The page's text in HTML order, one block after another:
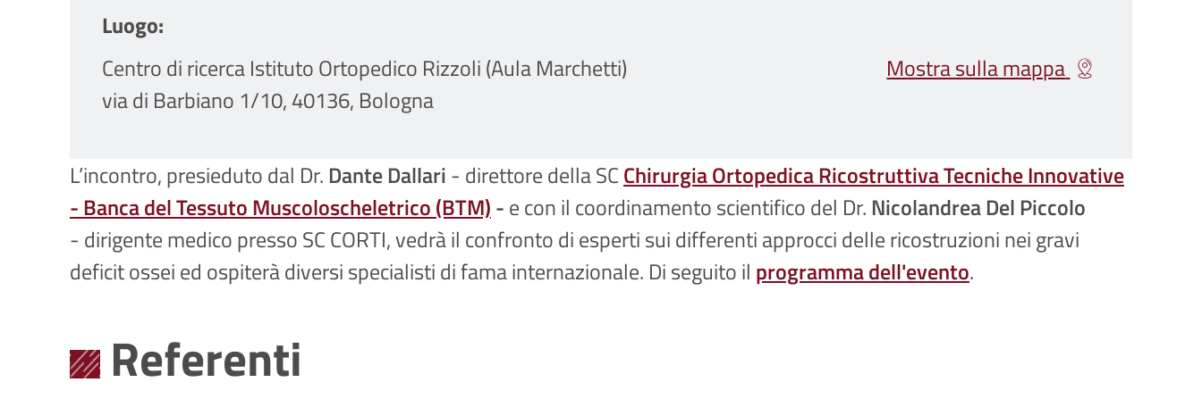
Luogo
Centro di ricerca Istituto Ortopedico Rizzoli (Aula Marchetti)
via di Barbiano 1/10, 40136, Bologna
Mostra sulla mappa
L’incontro, presieduto dal Dr. Dante Dallari- direttore della SCChirurgia Ortopedica Ricostruttiva Tecniche Innovative
- Banca del Tessuto Muscoloscheletrico (BTM)-e con il coordinamento scientifico del Dr. Nicolandrea Del Piccolo
- dirigente medico presso SC CORTI,vedrà il confronto di esperti sui differenti approcci delle ricostruzioni nei gravi
deficit ossei ed ospiterà diversi specialisti di fama internazionale. Di seguito il programma dell'evento.
Referenti